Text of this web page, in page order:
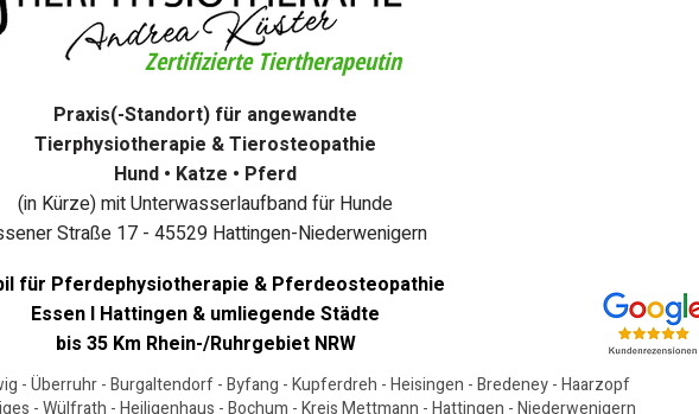
Praxis(-Standort) für angewandte
Tierphysiotherapie & Tierosteopathie
Hund • Katze • Pferd
(in Kürze) mit Unterwasserlaufband für Hunde
Straße 17 - 45529 Hattingen-Niederwenigern
für Pferdephysiotherapie & Pferdeosteopathie
Essen I Hattingen & umliegende Städte
bis 35 Km Rhein-/Ruhrgebiet NRW
Zertifizierte Tiertherapeutin
- Überruhr - Burgaltendorf - Byfang - Kupferdreh - Heisingen - Bredeney - Haarzopf
- Wülfrath - Heiligenhaus - Bochum - Kreis Mettmann - Hattingen - Niederwenigern